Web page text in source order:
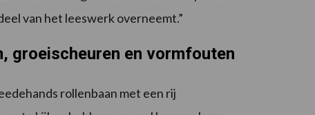
van het leeswerk overneemt.”
groeischeuren en vormfouten
rollenbaan met een rij